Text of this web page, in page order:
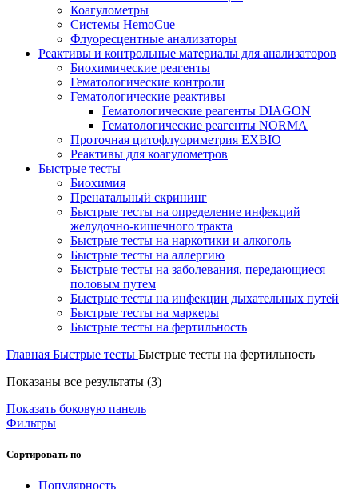
Коагулометры
Системы HemoCue
Флуоресцентные анализаторы
Реактивы и контрольные материалы для анализаторов
Биохимические реагенты
Гематологические контроли
Гематологические реактивы
Гематологические реагенты DIAGON
Гематологические реагенты NORMA
Проточная цитофлуориметрия EXBIO
Реактивы для коагулометров
Быстрые тесты
Биохимия
Пренатальный скрининг
Быстрые тесты на определение инфекций
желудочно-кишечного тракта
Быстрые тесты на наркотики и алкоголь
Быстрые тесты на аллергию
Быстрые тесты на заболевания, передающиеся
половым путем
Быстрые тесты на инфекции дыхательных путей
Быстрые тесты на маркеры
Быстрые тесты на фертильность
Главная Быстрые тесты Быстрые тесты на фертильность
Показаны все результаты (3)Сортировка:
Показать боковую панель
Фильтры
Сортировать по
Популярность